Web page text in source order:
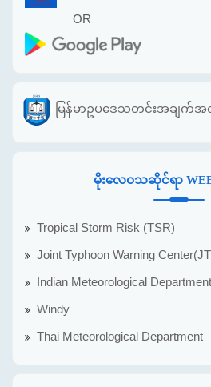
OR
မြန်မာဥပဒေသတင်းအချက်
မိုးလေဝသဆိုင်ရာ
Tropical Storm Risk (TSR)
Joint Typhoon Warning
Indian Meteorological Department
Windy
Thai Meteorological Department